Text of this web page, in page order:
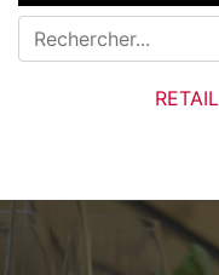
RETAIL